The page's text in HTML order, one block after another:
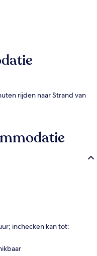
rijden naar Strand van
inchecken kan tot: